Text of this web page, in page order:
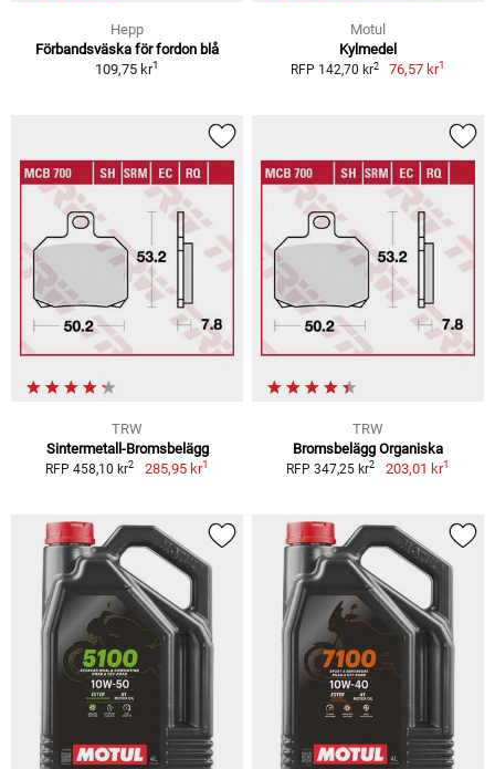
Hepp
Förbandsväska för fordon blå
109,75 kr1
Motul
Kylmedel
RFP 142,70 kr2 76,57 kr1
TRW
Sintermetall-Bromsbelägg
RFP 458,10 kr2 285,95 kr1
TRW
Bromsbelägg Organiska
RFP 347,25 kr2 203,01 kr1